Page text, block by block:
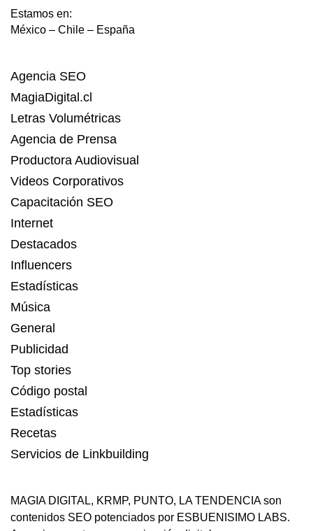
Estamos en:
México – Chile – España
Agencia SEO
MagiaDigital.cl
Letras Volumétricas
Agencia de Prensa
Productora Audiovisual
Videos Corporativos
Capacitación SEO
Internet
Destacados
Influencers
Estadísticas
Música
General
Publicidad
Top stories
Código postal
Estadísticas
Recetas
Servicios de Linkbuilding
MAGIA DIGITAL, KRMP, PUNTO, LA TENDENCIAson
contenidos SEO potenciados por ESBUENISIMO LABS.